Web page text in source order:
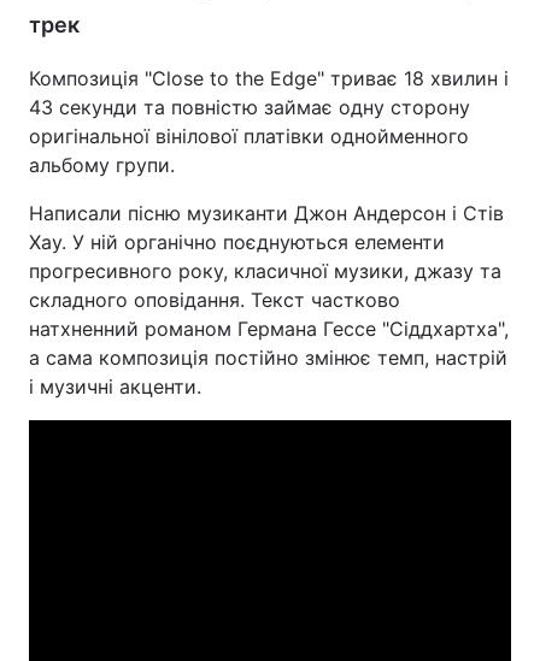
трек
Композиція "Close to the Edge" триває 18 хвилин і
43 секунди та повністю займає одну сторону
оригінальної вінілової платівки однойменного
альбому групи.
Написали пісню музиканти Джон Андерсон і Стів
Хау. У ній органічно поєднуються елементи
прогресивного року, класичної музики, джазу та
складного оповідання. Текст частково
натхненний романом Германа Гессе "Сіддхартха",
а сама композиція постійно змінює темп, настрій
і музичні акценти.